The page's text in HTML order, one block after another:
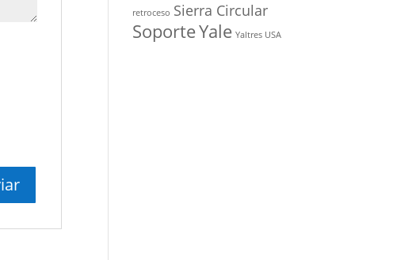
retroceso Sierra Circular
SoporteYale Yaltres USA